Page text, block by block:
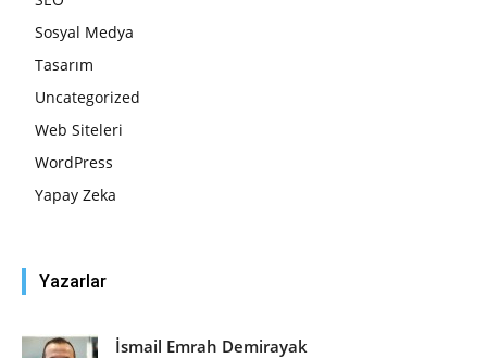
Sosyal Medya
Tasarım
Uncategorized
Web Siteleri
WordPress
Yapay Zeka
Yazarlar
İsmail Emrah Demirayak